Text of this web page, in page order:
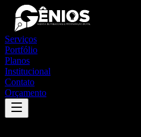
Serviços
Portfólio
Planos
Institucional
Contato
Orçamento